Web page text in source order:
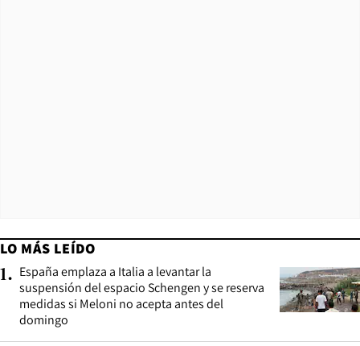
LO MÁS LEÍDO
1. España emplaza a Italia a levantar la
suspensión del espacio Schengen y se reserva
medidas si Meloni no acepta antes del
domingo